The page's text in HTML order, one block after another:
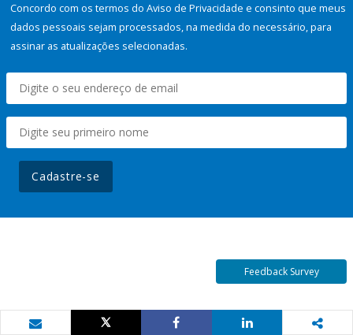
Concordo com os termos do Aviso de Privacidade e consinto que meus
dados pessoais sejam processados, na medida do necessário, para
assinar as atualizações selecionadas.
Cadastre-se
Feedback Survey